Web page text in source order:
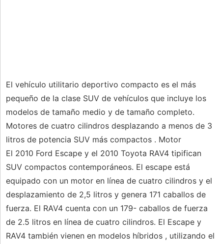
El vehículo utilitario deportivo compacto es el más
pequeño de la clase SUV de vehículos que incluye los
modelos de tamaño medio y de tamaño completo.
Motores de cuatro cilindros desplazando a menos de 3
litros de potencia SUV más compactos . Motor
El 2010 Ford Escape y el 2010 Toyota RAV4 tipifican
SUV compactos contemporáneos. El escape está
equipado con un motor en línea de cuatro cilindros y el
desplazamiento de 2,5 litros y genera 171 caballos de
fuerza. El RAV4 cuenta con un 179- caballos de fuerza
de 2.5 litros en línea de cuatro cilindros. El Escape y
RAV4 también vienen en modelos híbridos , utilizando el